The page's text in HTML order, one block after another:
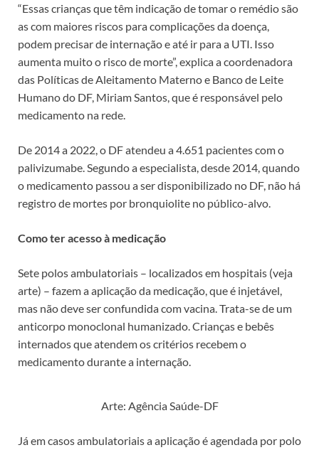
“Essas crianças que têm indicação de tomar o remédio são
as com maiores riscos para complicações da doença,
podem precisar de internação e até ir para a UTI. Isso
aumenta muito o risco de morte”, explica a coordenadora
das Políticas de Aleitamento Materno e Banco de Leite
Humano do DF, Miriam Santos, que é responsável pelo
medicamento na rede.
De 2014 a 2022, o DF atendeu a 4.651 pacientes com o
palivizumabe. Segundo a especialista, desde 2014, quando
o medicamento passou a ser disponibilizado no DF, não há
registro de mortes por bronquiolite no público-alvo.
Como ter acesso à medicação
Sete polos ambulatoriais – localizados em hospitais (veja
arte) – fazem a aplicação da medicação, que é injetável,
mas não deve ser confundida com vacina. Trata-se de um
anticorpo monoclonal humanizado. Crianças e bebês
internados que atendem os critérios recebem o
medicamento durante a internação.
Arte: Agência Saúde-DF
Já em casos ambulatoriais a aplicação é agendada por polo